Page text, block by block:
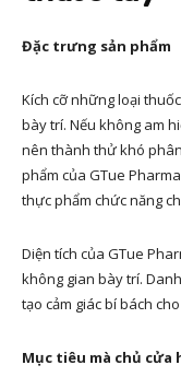
Đặc trưng sản phẩm
Kích cỡ những loại
bày trí. Nếu không am
nên thành thử khó
phẩm của GTue
thực phẩm chức năng
Diện tích của GTue
không gian bày trí.
tạo cảm giác bí bách
Mục tiêu mà chủ cửa